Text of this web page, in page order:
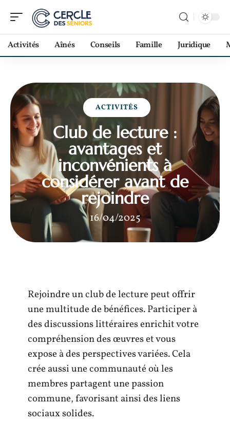
Activités Aînés Conseils Famille Juridique
ACTIVITÉS
Club de lecture :
avantages et
inconvénients à
considérer avant de
rejoindre
16/04/2025
Rejoindre un club de lecture peut offrir
une multitude de bénéfices. Participer à
des discussions littéraires enrichit votre
compréhension des œuvres et vous
expose à des perspectives variées. Cela
crée aussi une communauté où les
membres partagent une passion
commune, favorisant ainsi des liens
sociaux solides.